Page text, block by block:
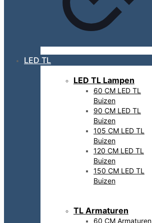
LED TL
LED TL Lampen
60 CM LED TL
Buizen
90 CM LED TL
Buizen
105 CM LED TL
Buizen
120 CM LED TL
Buizen
150 CM LED TL
Buizen
TL Armaturen
60 CM Armaturen